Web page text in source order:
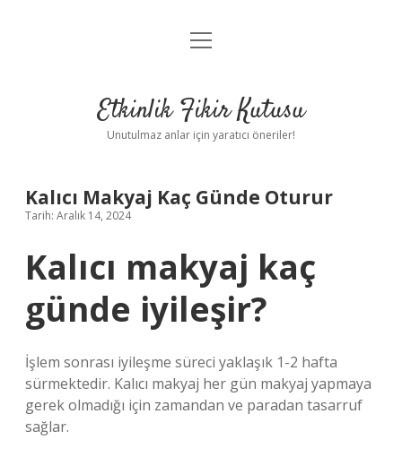
Anasayfa
Yasal Uyarı
menüyü
Etkinlik Fikir Kutusu
Unutulmaz anlar için yaratıcı öneriler!
Kalıcı Makyaj Kaç Günde Oturur
Tarih: Aralık 14, 2024
Kalıcı makyaj kaç
günde iyileşir?
İşlem sonrası iyileşme süreci yaklaşık 1-2 hafta
sürmektedir. Kalıcı makyaj her gün makyaj yapmaya
gerek olmadığı için zamandan ve paradan tasarruf
sağlar.